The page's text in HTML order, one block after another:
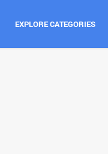
EXPLORE CATEGORIES